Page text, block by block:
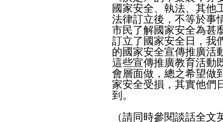
國家安全、執法、其他
法律訂立後，不等於事
市民了解國家安全為甚
訂立了國家安全日，我
的國家安全宣傳推廣活
這些宣傳推廣教育活動
會層面做，總之希望做
家安全受損，其實他們
到。
（請同時參閱談話全文